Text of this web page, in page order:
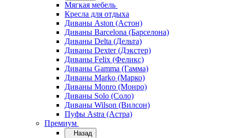
Мягкая мебель
Кресла для отдыха
Диваны Aston (Астон)
Диваны Barcelona (Барселона)
Диваны Delta (Дельта)
Диваны Dexter (Дэкстер)
Диваны Felix (Феликс)
Диваны Gamma (Гамма)
Диваны Marko (Марко)
Диваны Monro (Монро)
Диваны Solo (Соло)
Диваны Wilson (Вилсон)
Пуфы Astra (Астра)
Премиум
Назад